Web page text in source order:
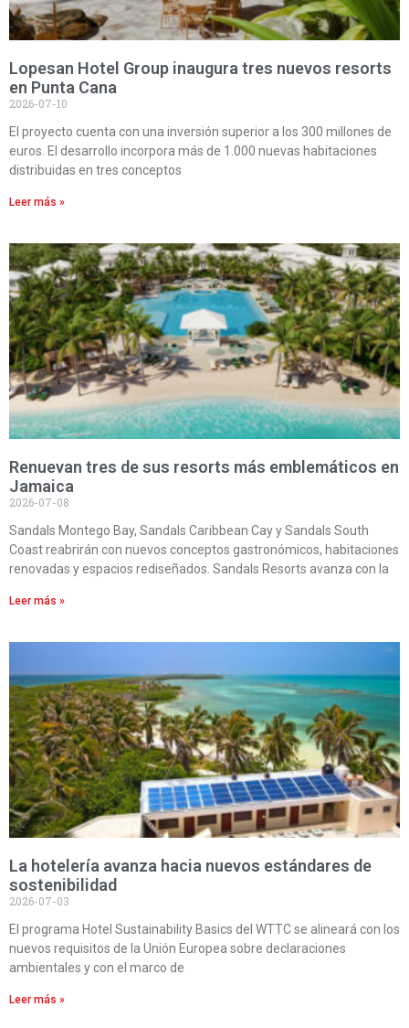
Lopesan Hotel Group inaugura tres nuevos resorts
en Punta Cana
2026-07-10
El proyecto cuenta con una inversión superior a los 300 millones de
euros. El desarrollo incorpora más de 1.000 nuevas habitaciones
distribuidas en tres conceptos
Leer más »
Renuevan tres de sus resorts más emblemáticos en
Jamaica
2026-07-08
Sandals Montego Bay, Sandals Caribbean Cay y Sandals South
Coast reabrirán con nuevos conceptos gastronómicos, habitaciones
renovadas y espacios rediseñados. Sandals Resorts avanza con la
Leer más »
La hotelería avanza hacia nuevos estándares de
sostenibilidad
2026-07-03
El programa Hotel Sustainability Basics del WTTC se alineará con los
nuevos requisitos de la Unión Europea sobre declaraciones
ambientales y con el marco de
Leer más »